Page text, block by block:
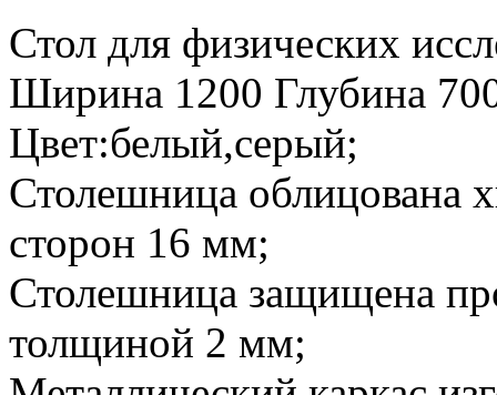
Стол для физических
Ширина 1200 Глубина
Цвет:белый,серый;
Столешница облицована
сторон 16 мм;
Столешница защищена
толщиной 2 мм;